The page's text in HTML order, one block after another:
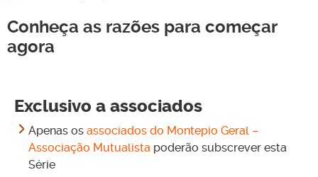
Conheça as razões para começar
agora
Exclusivo a associados
Apenas os associados do Montepio Geral –
Associação Mutualista poderão subscrever esta
Série